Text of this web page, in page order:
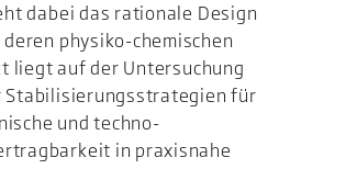
dabei das rationale Design
physiko-chemischen
liegt auf der Untersuchung
Stabilisierungsstrategien für
und techno-
in praxisnahe